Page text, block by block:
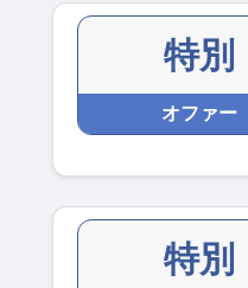
特別
オファー
特別